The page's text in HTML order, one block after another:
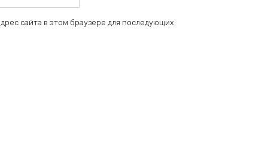
сайта в этом браузере для последующих